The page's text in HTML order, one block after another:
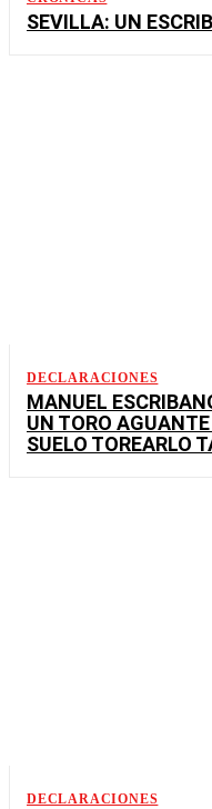
SEVILLA: UN
DECLARACIONES
MANUEL
UN TORO
SUELO TOREARLO
DECLARACIONES